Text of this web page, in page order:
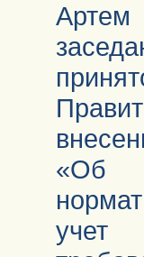
«Об
учет